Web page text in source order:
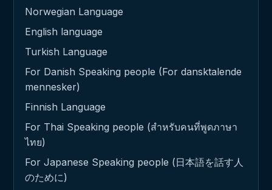
Norwegian Language
English language
Turkish Language
For Danish Speaking people (For dansktalende
mennesker)
Finnish Language
For Thai Speaking people (สำหรับคนที่พูดภาษา
ไทย)
For Japanese Speaking people (日本語を話す人
のために)